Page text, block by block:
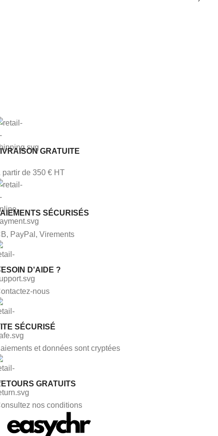
GRATUITE
partir de 350 € HT
SÉCURISÉS
PayPal, Virements
D'AIDE ?
nous
SÉCURISÉ
et données sont cryptées
GRATUITS
nos conditions